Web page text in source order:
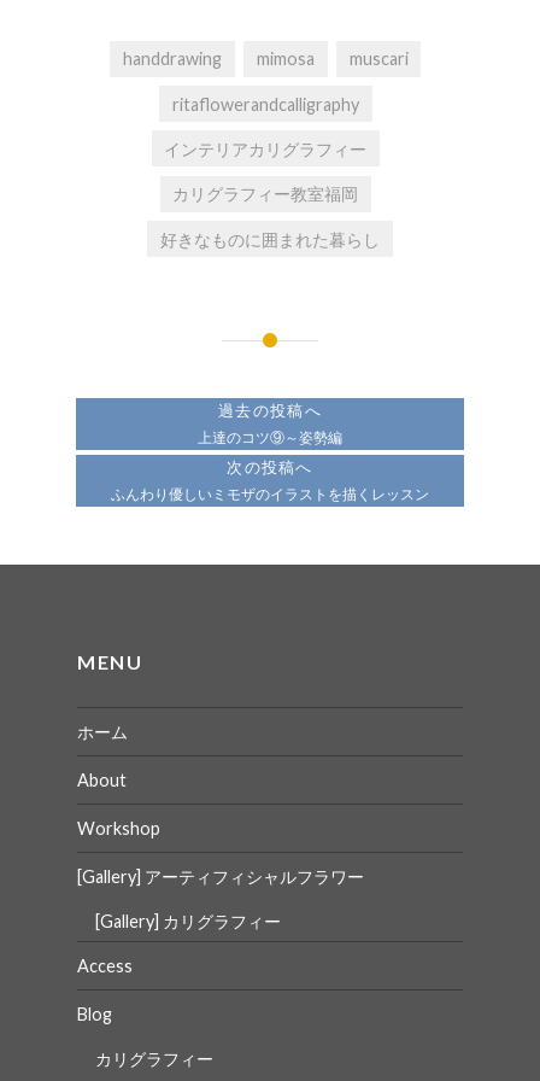
handdrawing mimosa muscari
ritaflowerandcalligraphy
インテリアカリグラフィー
カリグラフィー教室福岡
好きなものに囲まれた暮らし
ー
過去の投稿へ
上達のコツ⑨～姿勢編
次の投稿へ
ふんわり優しいミモザのイラストを描くレッスン
MENU
ホーム
About
Workshop
[Gallery] アーティフィシャルフラワー
[Gallery] カリグラフィー
Access
Blog
カリグラフィー